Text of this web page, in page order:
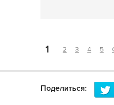
1 2 3 4 5
Поделиться: